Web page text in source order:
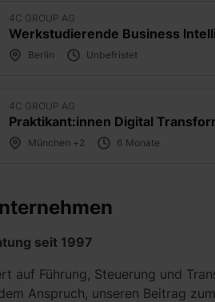
4C GROUP AG
Berlin Unbefristet
4C GROUP AG
München +2 6 Monate
seit 1997
auf Führung, Steuerung und
Anspruch, unseren Beitrag